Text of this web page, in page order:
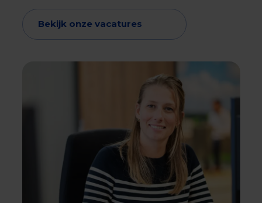
Bekijk onze vacatures